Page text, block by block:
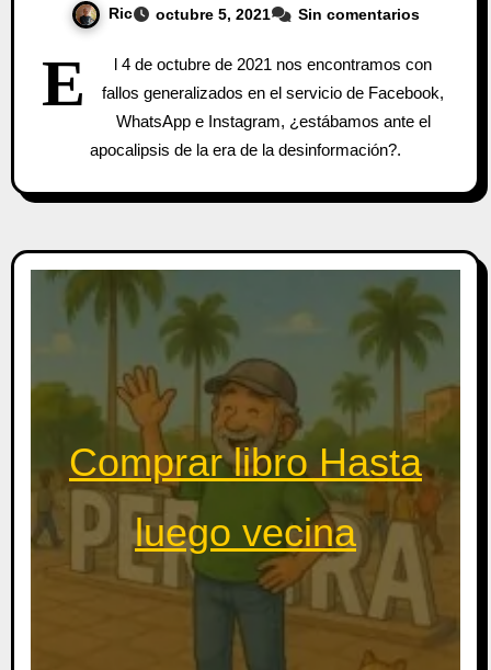
Ric octubre 5, 2021 Sin comentarios
E
l 4 de octubre de 2021 nos encontramos con
fallos generalizados en el servicio de Facebook,
WhatsApp e Instagram, ¿estábamos ante el
apocalipsis de la era de la desinformación?.
Comprar libro Hasta
luego vecina